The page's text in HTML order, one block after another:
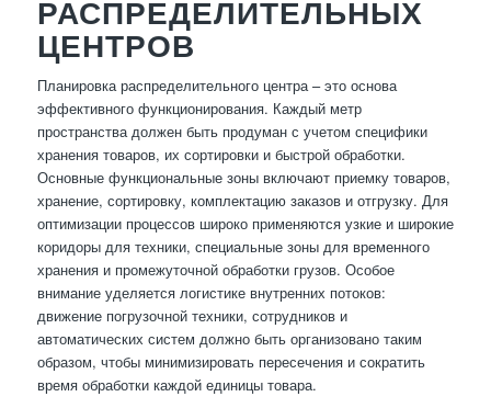
РАСПРЕДЕЛИТЕЛЬНЫХ
ЦЕНТРОВ
Планировка распределительного центра – это основа
эффективного функционирования. Каждый метр
пространства должен быть продуман с учетом специфики
хранения товаров, их сортировки и быстрой обработки.
Основные функциональные зоны включают приемку товаров,
хранение, сортировку, комплектацию заказов и отгрузку. Для
оптимизации процессов широко применяются узкие и широкие
коридоры для техники, специальные зоны для временного
хранения и промежуточной обработки грузов. Особое
внимание уделяется логистике внутренних потоков:
движение погрузочной техники, сотрудников и
автоматических систем должно быть организовано таким
образом, чтобы минимизировать пересечения и сократить
время обработки каждой единицы товара.